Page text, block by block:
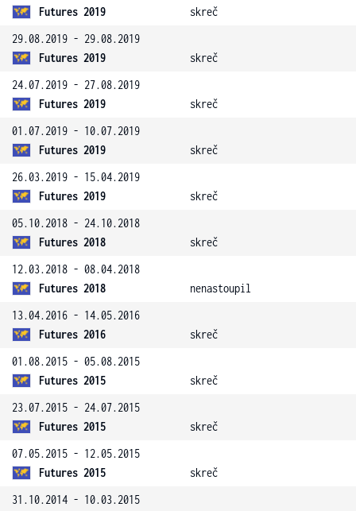
Futures 2019
skreč
29.08.2019 - 29.08.2019
Futures 2019
skreč
24.07.2019 - 27.08.2019
Futures 2019
skreč
01.07.2019 - 10.07.2019
Futures 2019
skreč
26.03.2019 - 15.04.2019
Futures 2019
skreč
05.10.2018 - 24.10.2018
Futures 2018
skreč
12.03.2018 - 08.04.2018
Futures 2018
nenastoupil
13.04.2016 - 14.05.2016
Futures 2016
skreč
01.08.2015 - 05.08.2015
Futures 2015
skreč
23.07.2015 - 24.07.2015
Futures 2015
skreč
07.05.2015 - 12.05.2015
Futures 2015
skreč
31.10.2014 - 10.03.2015